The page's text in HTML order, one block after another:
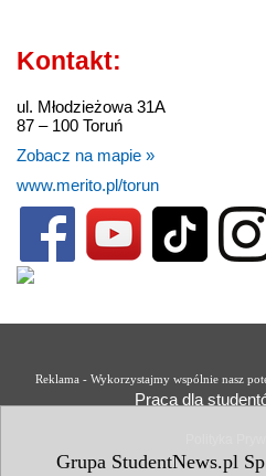
Grupa StudentNews.pl
Kontakt:
ul. Młodzieżowa 31A
87 – 100 Toruń
Zobacz na mapie »
www.merito.pl/torun
Reklama - Wykorzystajmy wspólnie nasz
Praca dla